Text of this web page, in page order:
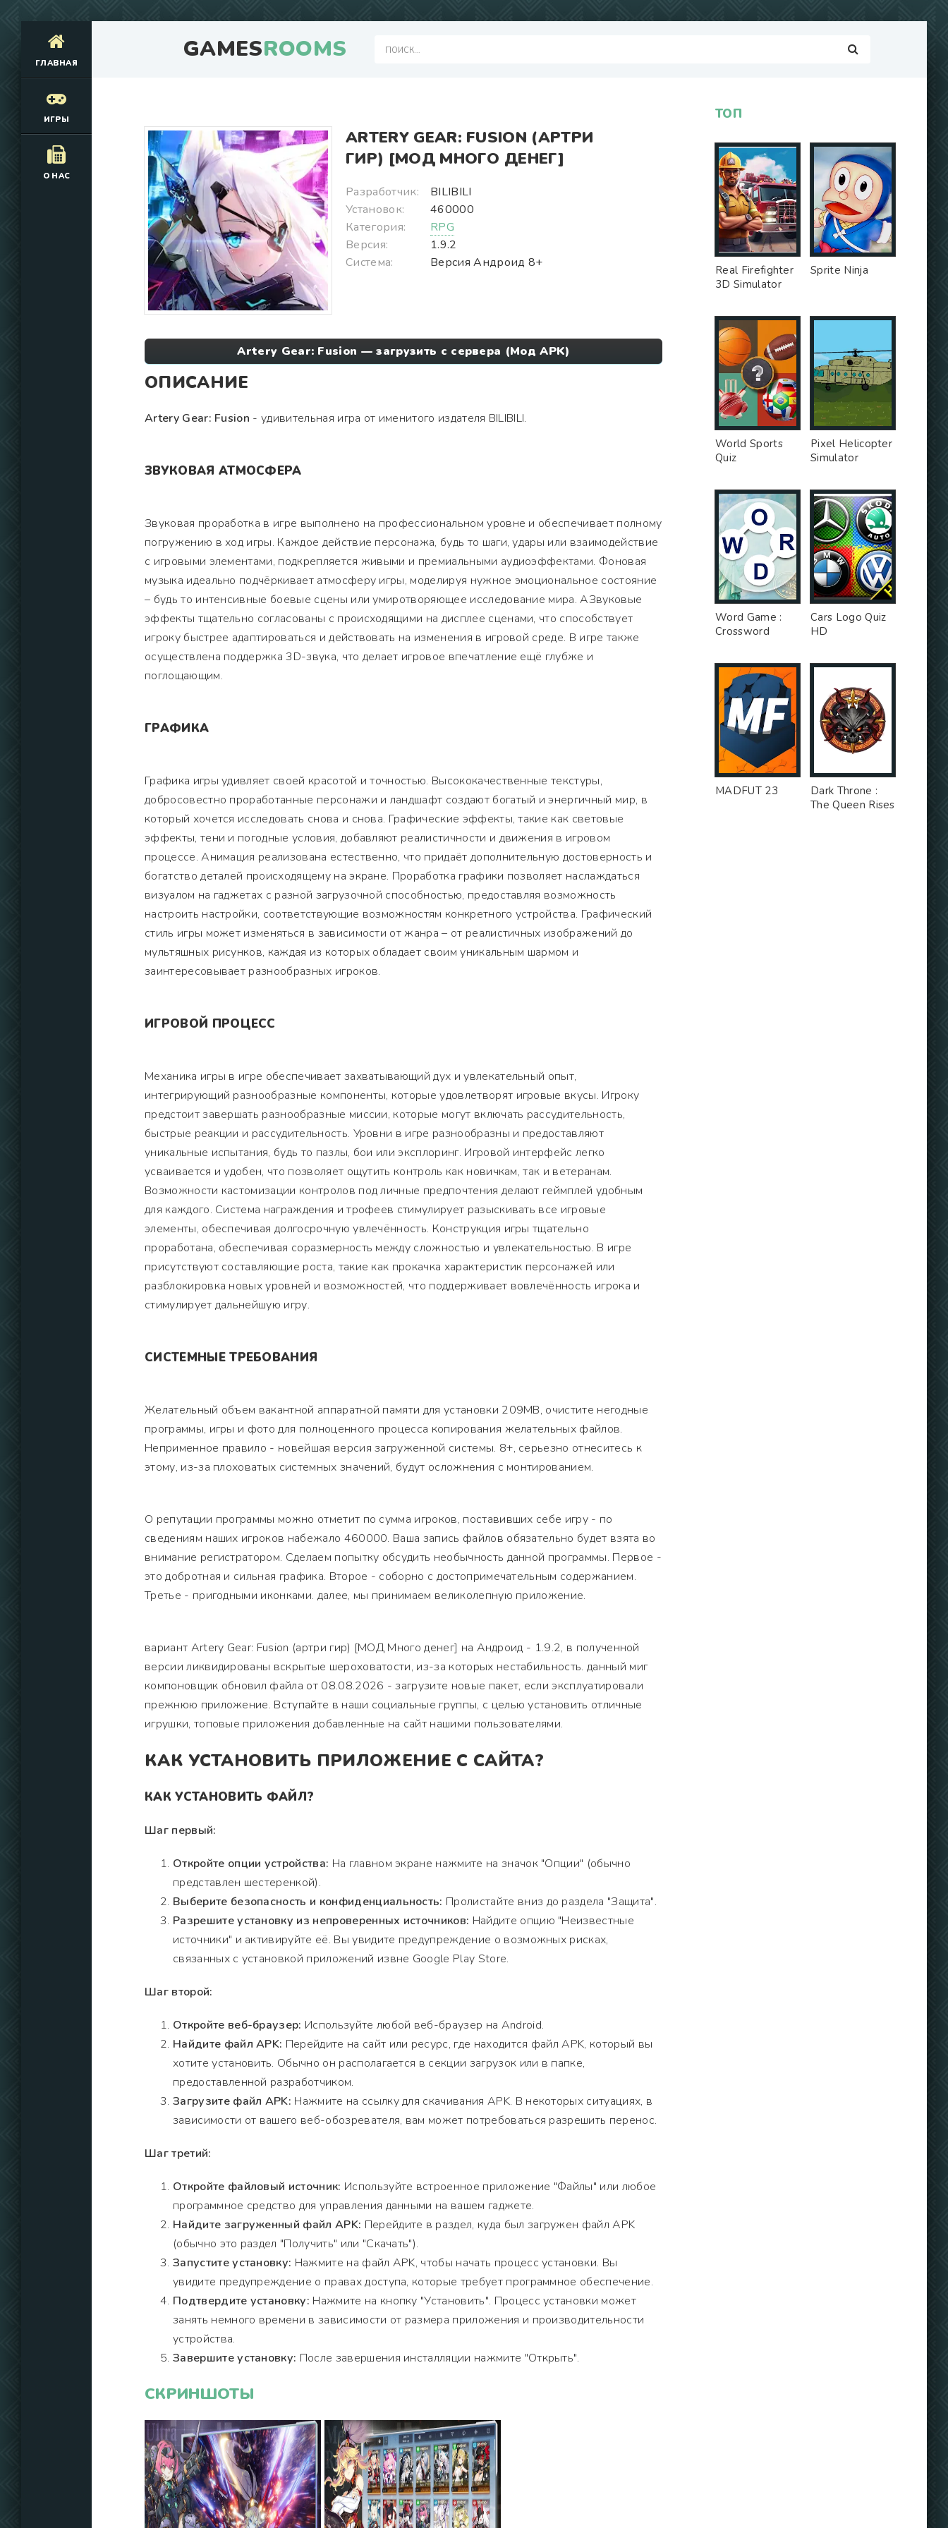
GAMESROOMS
ГЛАВНАЯ
ИГРЫ
О НАС
ARTERY GEAR: FUSION (АРТРИ
ГИР) [МОД МНОГО ДЕНЕГ]
Разработчик:
BILIBILI
Установок:
460000
Категория:
RPG
Версия:
1.9.2
Система:
Версия Андроид 8+
Artery Gear: Fusion — загрузить с сервера (Мод APK)
ОПИСАНИЕ
Artery Gear: Fusion - удивительная игра от именитого издателя BILIBILI.
ЗВУКОВАЯ АТМОСФЕРА
Звуковая проработка в игре выполнено на профессиональном уровне и обеспечивает полному
погружению в ход игры. Каждое действие персонажа, будь то шаги, удары или взаимодействие
с игровыми элементами, подкрепляется живыми и премиальными аудиоэффектами. Фоновая
музыка идеально подчёркивает атмосферу игры, моделируя нужное эмоциональное состояние
– будь то интенсивные боевые сцены или умиротворяющее исследование мира. АЗвуковые
эффекты тщательно согласованы с происходящими на дисплее сценами, что способствует
игроку быстрее адаптироваться и действовать на изменения в игровой среде. В игре также
осуществлена поддержка 3D-звука, что делает игровое впечатление ещё глубже и
поглощающим.
ГРАФИКА
Графика игры удивляет своей красотой и точностью. Высококачественные текстуры,
добросовестно проработанные персонажи и ландшафт создают богатый и энергичный мир, в
который хочется исследовать снова и снова. Графические эффекты, такие как световые
эффекты, тени и погодные условия, добавляют реалистичности и движения в игровом
процессе. Анимация реализована естественно, что придаёт дополнительную достоверность и
богатство деталей происходящему на экране. Проработка графики позволяет наслаждаться
визуалом на гаджетах с разной загрузочной способностью, предоставляя возможность
настроить настройки, соответствующие возможностям конкретного устройства. Графический
стиль игры может изменяться в зависимости от жанра – от реалистичных изображений до
мультяшных рисунков, каждая из которых обладает своим уникальным шармом и
заинтересовывает разнообразных игроков.
ИГРОВОЙ ПРОЦЕСС
Механика игры в игре обеспечивает захватывающий дух и увлекательный опыт,
интегрирующий разнообразные компоненты, которые удовлетворят игровые вкусы. Игроку
предстоит завершать разнообразные миссии, которые могут включать рассудительность,
быстрые реакции и рассудительность. Уровни в игре разнообразны и предоставляют
уникальные испытания, будь то пазлы, бои или эксплоринг. Игровой интерфейс легко
усваивается и удобен, что позволяет ощутить контроль как новичкам, так и ветеранам.
Возможности кастомизации контролов под личные предпочтения делают геймплей удобным
для каждого. Система награждения и трофеев стимулирует разыскивать все игровые
элементы, обеспечивая долгосрочную увлечённость. Конструкция игры тщательно
проработана, обеспечивая соразмерность между сложностью и увлекательностью. В игре
присутствуют составляющие роста, такие как прокачка характеристик персонажей или
разблокировка новых уровней и возможностей, что поддерживает вовлечённость игрока и
стимулирует дальнейшую игру.
СИСТЕМНЫЕ ТРЕБОВАНИЯ
Желательный объем вакантной аппаратной памяти для установки 209MB, очистите негодные
программы, игры и фото для полноценного процесса копирования желательных файлов.
Неприменное правило - новейшая версия загруженной системы. 8+, серьезно отнеситесь к
этому, из-за плоховатых системных значений, будут осложнения с монтированием.
О репутации программы можно отметит по сумма игроков, поставивших себе игру - по
сведениям наших игроков набежало 460000. Ваша запись файлов обязательно будет взята во
внимание регистратором. Сделаем попытку обсудить необычность данной программы. Первое -
это добротная и сильная графика. Второе - соборно с достопримечательным содержанием.
Третье - пригодными иконками. далее, мы принимаем великолепную приложение.
вариант Artery Gear: Fusion (артри гир) [МОД Много денег] на Андроид - 1.9.2, в полученной
версии ликвидированы вскрытые шероховатости, из-за которых нестабильность. данный миг
компоновщик обновил файла от 08.08.2026 - загрузите новые пакет, если эксплуатировали
прежнюю приложение. Вступайте в наши социальные группы, с целью установить отличные
игрушки, топовые приложения добавленные на сайт нашими пользователями.
КАК УСТАНОВИТЬ ПРИЛОЖЕНИЕ С САЙТА?
КАК УСТАНОВИТЬ ФАЙЛ?
Шаг первый:
Откройте опции устройства: На главном экране нажмите на значок "Опции" (обычно
представлен шестеренкой).
Выберите безопасность и конфиденциальность: Пролистайте вниз до раздела "Защита".
Разрешите установку из непроверенных источников: Найдите опцию "Неизвестные
источники" и активируйте её. Вы увидите предупреждение о возможных рисках,
связанных с установкой приложений извне Google Play Store.
Шаг второй:
Откройте веб-браузер: Используйте любой веб-браузер на Android.
Найдите файл APK: Перейдите на сайт или ресурс, где находится файл APK, который вы
хотите установить. Обычно он располагается в секции загрузок или в папке,
предоставленной разработчиком.
Загрузите файл APK: Нажмите на ссылку для скачивания APK. В некоторых ситуациях, в
зависимости от вашего веб-обозревателя, вам может потребоваться разрешить перенос.
Шаг третий:
Откройте файловый источник: Используйте встроенное приложение "Файлы" или любое
программное средство для управления данными на вашем гаджете.
Найдите загруженный файл APK: Перейдите в раздел, куда был загружен файл APK
(обычно это раздел "Получить" или "Скачать").
Запустите установку: Нажмите на файл APK, чтобы начать процесс установки. Вы
увидите предупреждение о правах доступа, которые требует программное обеспечение.
Подтвердите установку: Нажмите на кнопку "Установить". Процесс установки может
занять немного времени в зависимости от размера приложения и производительности
устройства.
Завершите установку: После завершения инсталляции нажмите "Открыть".
СКРИНШОТЫ
ТОП
Real Firefighter
3D Simulator
Sprite Ninja
World Sports
Quiz
Pixel Helicopter
Simulator
Word Game :
Crossword
Cars Logo Quiz
HD
MADFUT 23
Dark Throne :
The Queen Rises